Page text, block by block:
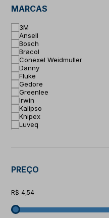
MARCAS
3M
Ansell
Bosch
Bracol
Conexel Weidmuller
Danny
Fluke
Gedore
Greenlee
Irwin
Kalipso
Knipex
Luveq
Sata
Sil
Starrett
Tramontina Pro
Vonder
Zanel
PREÇO
4,54